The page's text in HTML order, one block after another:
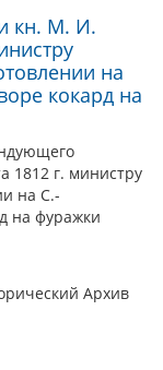
кн. М. И.
на
кокард на
1812 г. министру
на С.-
на фуражки
Архив